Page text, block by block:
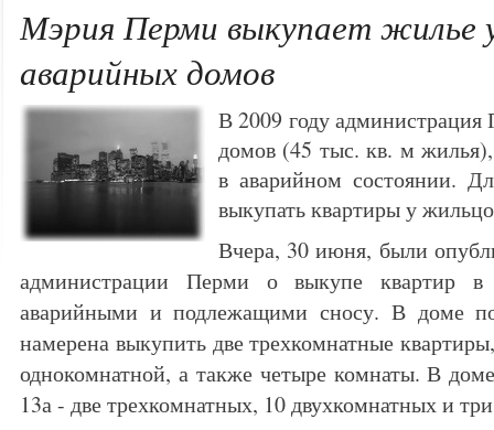
Мэрия Перми выкупает жилье
аварийных домов
В 2009 году администрация
домов (45 тыс. кв. м жилья),
в аварийном состоянии.
выкупать квартиры у
Вчера, 30 июня, были
администрации Перми о выкупе квартир в
аварийными и подлежащими сносу. В доме
намерена выкупить две трехкомнатные
однокомнатной, а также четыре комнаты. В
13а - две трехкомнатных, 10 двухкомнатных и